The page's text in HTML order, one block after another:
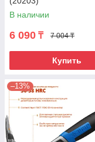
В наличии
6 090 ₸ 7 004 ₸
Купить
–13%